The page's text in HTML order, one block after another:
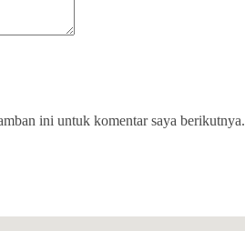
ini untuk komentar saya berikutnya.